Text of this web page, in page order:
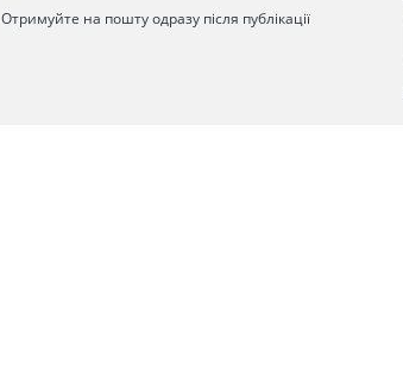
Отримуйте на пошту одразу після публікації